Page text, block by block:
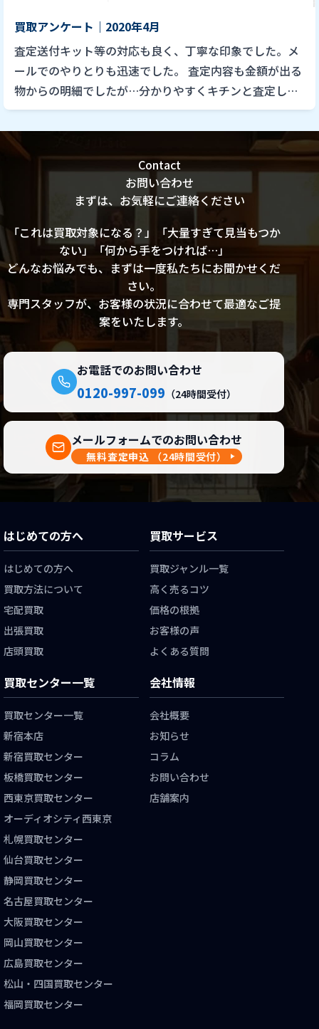
買取アンケート｜2020年4月
査定送付キット等の対応も良く、丁寧な印象でした。メ
ールでのやりとりも迅速でした。 査定内容も金額が出る
物からの明細でしたが…分かりやすくキチンと査定して
いただいた事がうかがえました。
Contact
お問い合わせ
まずは、お気軽にご連絡ください
「これは買取対象になる？」「大量すぎて見当もつか
ない」「何から手をつければ…」
どんなお悩みでも、まずは一度私たちにお聞かせくだ
さい。
専門スタッフが、お客様の状況に合わせて最適なご提
案をいたします。
お電話でのお問い合わせ
0120-997-099 （24時間受付）
メールフォームでのお問い合わせ
無料査定申込 （24時間受付）
はじめての方へ
はじめての方へ
買取方法について
宅配買取
出張買取
店頭買取
買取サービス
買取ジャンル一覧
高く売るコツ
価格の根拠
お客様の声
よくある質問
買取センター一覧
買取センター一覧
新宿本店
新宿買取センター
板橋買取センター
西東京買取センター
オーディオシティ西東京
札幌買取センター
仙台買取センター
静岡買取センター
名古屋買取センター
大阪買取センター
岡山買取センター
広島買取センター
松山・四国買取センター
福岡買取センター
会社情報
会社概要
お知らせ
コラム
お問い合わせ
店舗案内